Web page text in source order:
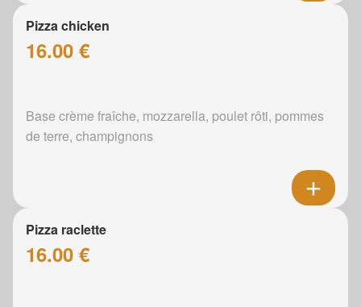
Pizza chicken
16.00 €
Base crème fraîche, mozzarella, poulet rôti, pommes
de terre, champignons
Pizza raclette
16.00 €